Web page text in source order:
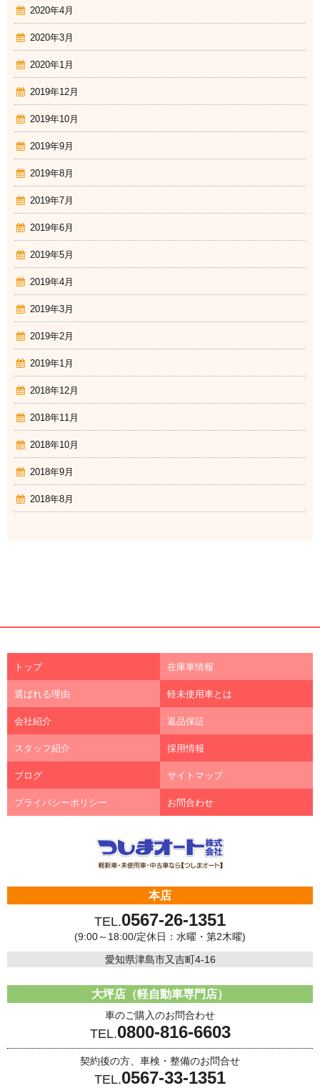
2020年4月
2020年3月
2020年1月
2019年12月
2019年10月
2019年9月
2019年8月
2019年7月
2019年6月
2019年5月
2019年4月
2019年3月
2019年2月
2019年1月
2018年12月
2018年11月
2018年10月
2018年9月
2018年8月
トップ 在庫車情報
選ばれる理由 軽未使用車とは
会社紹介 返品保証
スタッフ紹介 採用情報
ブログ サイトマップ
プライバシーポリシー お問合わせ
本店
TEL.0567-26-1351
(9:00～18:00/定休日：水曜・第2木曜)
愛知県津島市又吉町4-16
大坪店（軽自動車専門店）
車のご購入のお問合わせ
TEL.0800-816-6603
契約後の方、車検・整備のお問合せ
TEL.0567-33-1351